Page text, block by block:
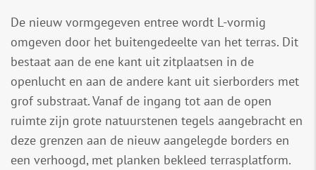
De nieuw vormgegeven entree wordt L-vormig
omgeven door het buitengedeelte van het terras. Dit
bestaat aan de ene kant uit zitplaatsen in de
openlucht en aan de andere kant uit sierborders met
grof substraat. Vanaf de ingang tot aan de open
ruimte zijn grote natuurstenen tegels aangebracht en
deze grenzen aan de nieuw aangelegde borders en
een verhoogd, met planken bekleed terrasplatform.